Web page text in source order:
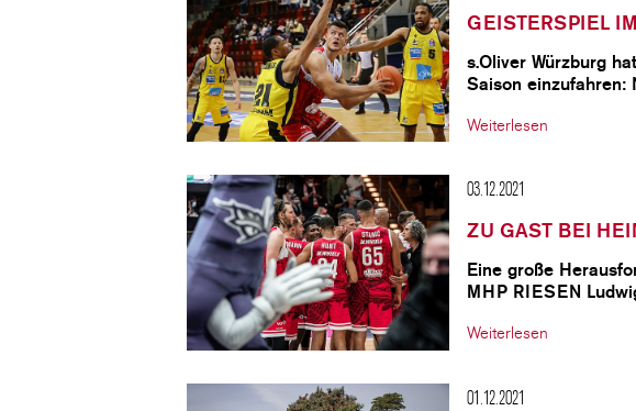
GEISTERSPIEL
s.Oliver Würzburg
Saison
Weiterlesen
03.12.2021
ZU GAST BEI
Eine große
MHP RIESEN
Weiterlesen
01.12.2021